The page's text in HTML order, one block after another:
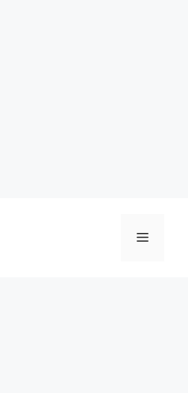
Menu